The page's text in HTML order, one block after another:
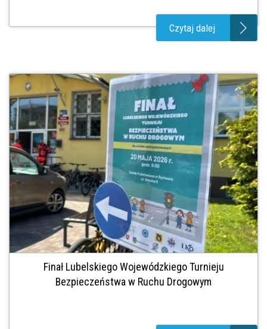
Czytaj dalej
Finał Lubelskiego Wojewódzkiego Turnieju
Bezpieczeństwa w Ruchu Drogowym